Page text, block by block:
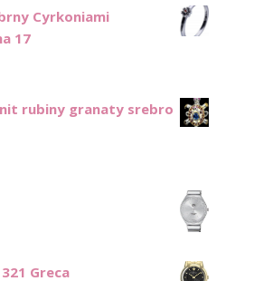
Cyrkoniami
17
rubiny granaty srebro
Greca